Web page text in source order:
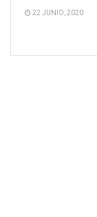
22 JUNIO, 2020